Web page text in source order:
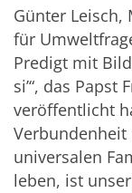
Günter Leisch,
für
Predigt mit
si’“, das Papst
veröffentlicht
Verbundenheit
universalen
leben, ist